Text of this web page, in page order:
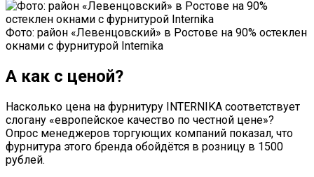
Фото: район «Левенцовский» в Ростове на 90% остеклен
окнами с фурнитурой Internika
А как с ценой?
Насколько цена на фурнитуру INTERNIKA соответствует
слогану «европейское качество по честной цене»?
Опрос менеджеров торгующих компаний показал, что
фурнитура этого бренда обойдётся в розницу в 1500
рублей.